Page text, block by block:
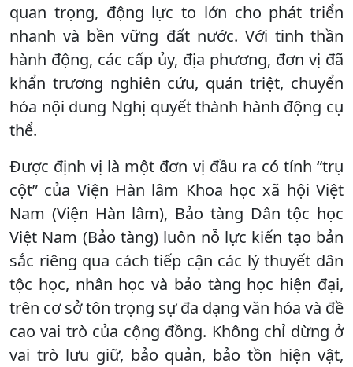
quan trọng, động lực to lớn cho phát triển
nhanh và bền vững đất nước. Với tinh thần
hành động, các cấp ủy, địa phương, đơn vị đã
khẩn trương nghiên cứu, quán triệt, chuyển
hóa nội dung Nghị quyết thành hành động cụ
thể.
Được định vị là một đơn vị đầu ra có tính “trụ
cột” của Viện Hàn lâm Khoa học xã hội Việt
Nam (Viện Hàn lâm), Bảo tàng Dân tộc học
Việt Nam (Bảo tàng) luôn nỗ lực kiến tạo bản
sắc riêng qua cách tiếp cận các lý thuyết dân
tộc học, nhân học và bảo tàng học hiện đại,
trên cơ sở tôn trọng sự đa dạng văn hóa và đề
cao vai trò của cộng đồng. Không chỉ dừng ở
vai trò lưu giữ, bảo quản, bảo tồn hiện vật,